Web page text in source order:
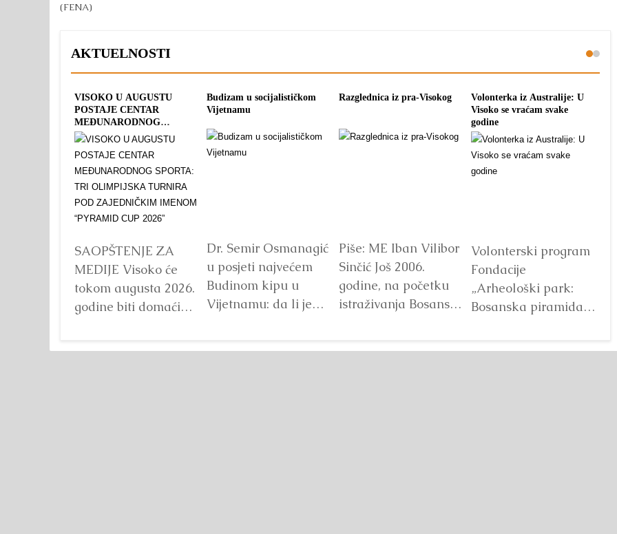
(FENA)
AKTUELNOSTI
VISOKO U AUGUSTU
POSTAJE CENTAR
MEĐUNARODNOG
SPORTA: TRI OLIMPIJSKA
ZAJEDNIČKIM IMENOM
“PYRAMID CUP 2026”
SAOPŠTENJE ZA
MEDIJE Visoko će
tokom augusta 2026.
godine biti domaćin
Budizam u socijalističkom
Vijetnamu
Dr. Semir Osmanagić
u posjeti najvećem
Budinom kipu u
Vijetnamu: da li je
Razglednica iz pra-Visokog
Piše: ME Iban Vilibor
Sinčić Još 2006.
godine, na početku
istraživanja Bosanske
Volonterka iz Australije: U
Visoko se vraćam svake
godine
Volonterski program
Fondacije
„Arheološki park:
Bosanska piramida